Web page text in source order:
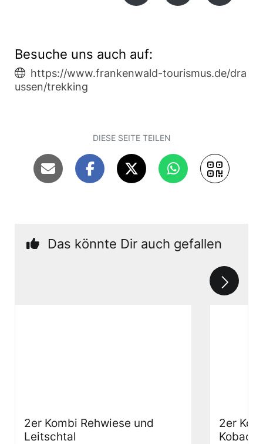
Besuche uns auch auf:
https://www.frankenwald-tourismus.de/dra
ussen/trekking
DIESE SEITE TEILEN
Das könnte Dir auch gefallen
2er Kombi Rehwiese und
Leitschtal
2er
Kobach